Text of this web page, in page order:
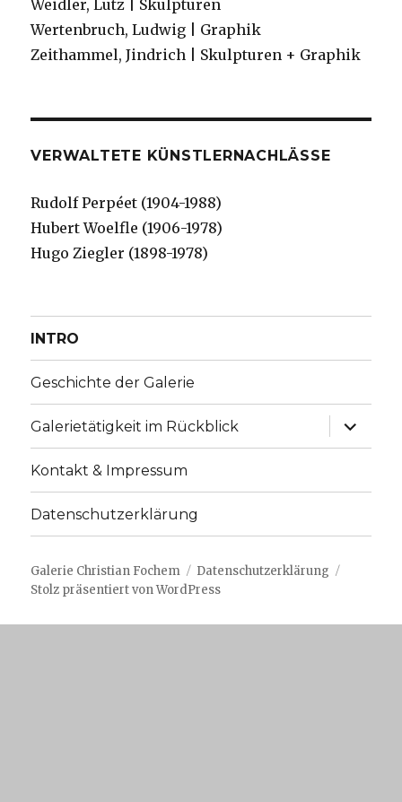
Weidler, Lutz | Skulpturen
Wertenbruch, Ludwig | Graphik
Zeithammel, Jindrich | Skulpturen + Graphik
VERWALTETE KÜNSTLERNACHLÄSSE
Rudolf Perpéet (1904-1988)
Hubert Woelfle (1906-1978)
Hugo Ziegler (1898-1978)
INTRO
Geschichte der Galerie
Galerietätigkeit im Rückblick
Kontakt & Impressum
Datenschutzerklärung
Galerie Christian Fochem
Datenschutzerklärung
Stolz präsentiert von WordPress